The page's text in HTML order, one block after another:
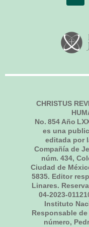
CHRISTUS
No. 854Año
es una
editada por
Compañía de
núm. 434,
Ciudad de
5835. Editor
Linares.
04-2023-
Instituto
Responsable
número,